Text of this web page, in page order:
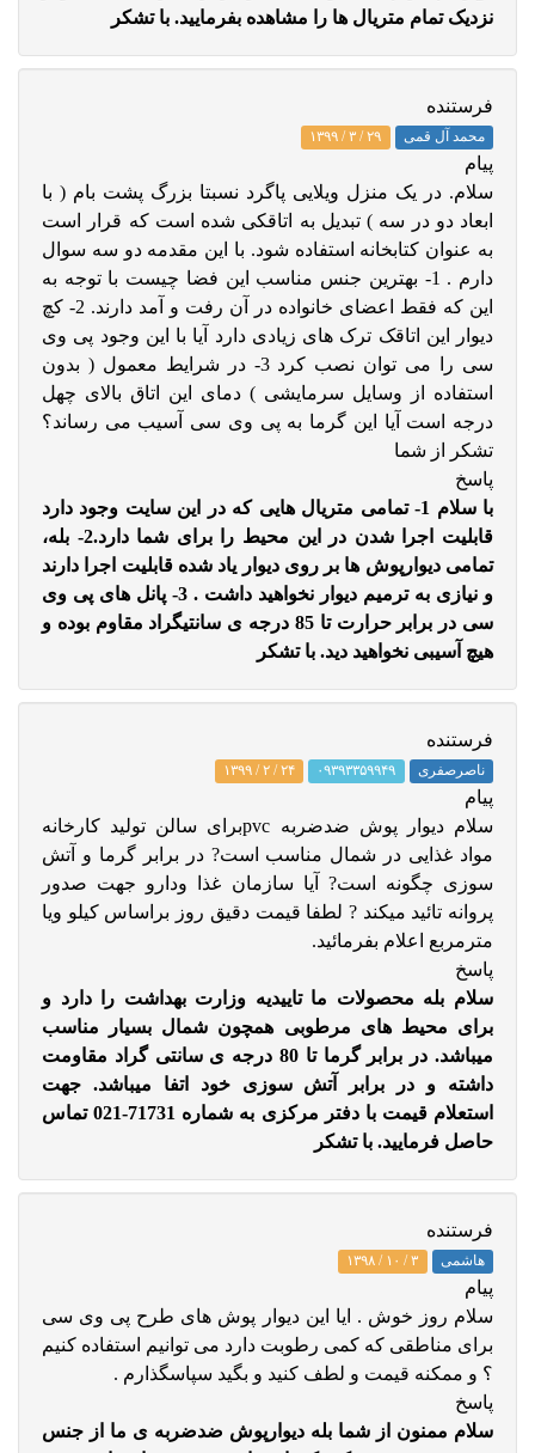
نزدیک تمام متریال ها را مشاهده بفرمایید. با تشکر
فرستنده
محمد آل قمی ۲۹ / ۳ / ۱۳۹۹
پيام
سلام. در یک منزل ویلایی پاگرد نسبتا بزرگ پشت بام ( با
ابعاد دو در سه ) تبدیل به اتاقکی شده است که قرار است
به عنوان کتابخانه استفاده شود. با این مقدمه دو سه سوال
دارم . 1- بهترین جنس مناسب این فضا چیست با توجه به
این که فقط اعضای خانواده در آن رفت و آمد دارند. 2- کچ
دیوار این اتاقک ترک های زیادی دارد آیا با این وجود پی وی
سی را می توان نصب کرد 3- در شرایط معمول ( بدون
استفاده از وسایل سرمایشی ) دمای این اتاق بالای چهل
درجه است آیا این گرما به پی وی سی آسیب می رساند؟
تشکر از شما
پاسخ
با سلام 1- تمامی متریال هایی که در این سایت وجود دارد
قابلیت اجرا شدن در این محیط را برای شما دارد.2- بله،
تمامی دیوارپوش ها بر روی دیوار یاد شده قابلیت اجرا دارند
و نیازی به ترمیم دیوار نخواهید داشت . 3- پانل های پی وی
سی در برابر حرارت تا 85 درجه ی سانتیگراد مقاوم بوده و
هیچ آسیبی نخواهید دید. با تشکر
فرستنده
ناصرصفری ۰۹۳۹۳۳۵۹۹۴۹ ۲۴ / ۲ / ۱۳۹۹
پيام
سلام دیوار پوش ضدضربه pvcبرای سالن تولید کارخانه
مواد غذایی در شمال مناسب است? در برابر گرما و آتش
سوزی چگونه است? آیا سازمان غذا ودارو جهت صدور
پروانه تائید میکند ? لطفا قیمت دقیق روز براساس کیلو ویا
مترمربع اعلام بفرمائید.
پاسخ
سلام بله محصولات ما تاییدیه وزارت بهداشت را دارد و
برای محیط های مرطوبی همچون شمال بسیار مناسب
میباشد. در برابر گرما تا 80 درجه ی سانتی گراد مقاومت
داشته و در برابر آتش سوزی خود اتفا میباشد. جهت
استعلام قیمت با دفتر مرکزی به شماره 71731-021 تماس
حاصل فرمایید. با تشکر
فرستنده
هاشمی ۳ / ۱۰ / ۱۳۹۸
پيام
سلام روز خوش . ایا این دیوار پوش های طرح پی وی سی
برای مناطقی که کمی رطوبت دارد می توانیم استفاده کنیم
؟ و ممکنه قیمت و لطف کنید و بگید سپاسگذارم .
پاسخ
سلام ممنون از شما بله دیوارپوش ضدضربه ی ما از جنس